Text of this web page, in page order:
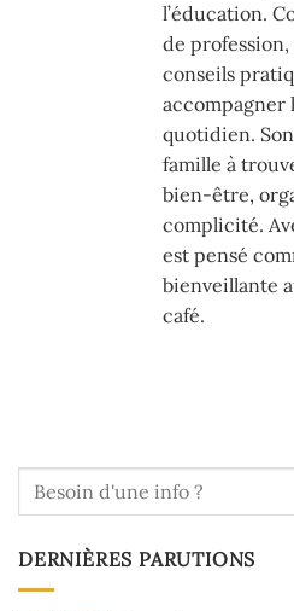
l’éducation.
de
conseils
accompagner
quotidien.
famille à
bien-être,
complicité.
est pensé
bienveillante
café.
DERNIÈRES PARUTIONS